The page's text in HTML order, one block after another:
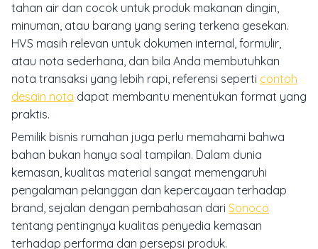
tahan air dan cocok untuk produk makanan dingin,
minuman, atau barang yang sering terkena gesekan.
HVS masih relevan untuk dokumen internal, formulir,
atau nota sederhana, dan bila Anda membutuhkan
nota transaksi yang lebih rapi, referensi seperti contoh
desain nota dapat membantu menentukan format yang
praktis.
Pemilik bisnis rumahan juga perlu memahami bahwa
bahan bukan hanya soal tampilan. Dalam dunia
kemasan, kualitas material sangat memengaruhi
pengalaman pelanggan dan kepercayaan terhadap
brand, sejalan dengan pembahasan dari Sonoco
tentang pentingnya kualitas penyedia kemasan
terhadap performa dan persepsi produk.